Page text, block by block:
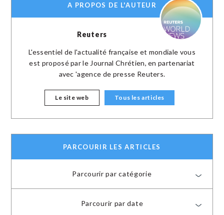
A PROPOS DE L'AUTEUR
Reuters
L'essentiel de l'actualité française et mondiale vous
est proposé par le Journal Chrétien, en partenariat
avec 'agence de presse Reuters.
Le site web Tous les articles
PARCOURIR LES ARTICLES
Parcourir par catégorie
Parcourir par date